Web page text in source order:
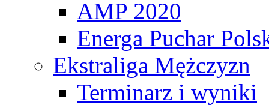
AMP 2020
Energa Puchar
Ekstraliga Mężczyzn
Terminarz i wyniki